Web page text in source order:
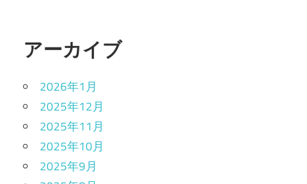
アーカイブ
2026年1月
2025年12月
2025年11月
2025年10月
2025年9月